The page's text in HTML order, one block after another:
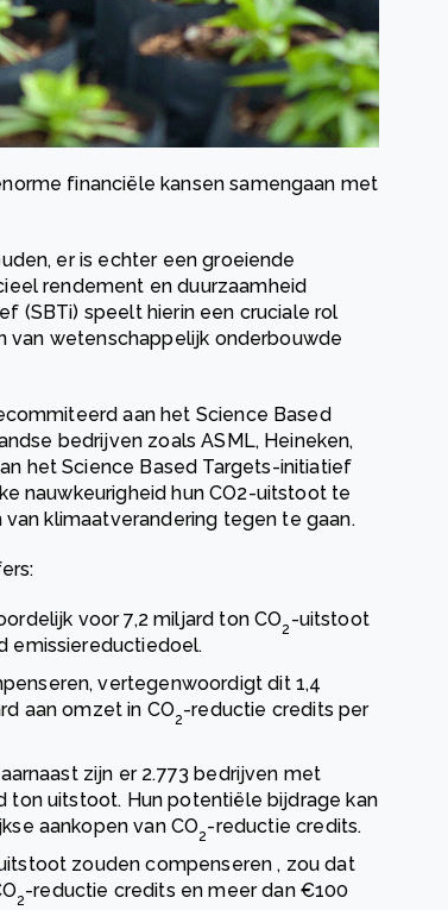
financiële kansen samengaan met
er is echter een groeiende
rendement en duurzaamheid
(SBTi) speelt hierin een cruciale rol
wetenschappelijk onderbouwde
aan het Science Based
bedrijven zoals ASML, Heineken,
het Science Based Targets-initiatief
nauwkeurigheid hun CO2-uitstoot te
klimaatverandering tegen te gaan.
voor 7,2 miljard ton CO2 -uitstoot
emissiereductiedoel.
vertegenwoordigt dit 1,4
aan omzet in CO2-reductie credits per
zijn er 2.773 bedrijven met
ton uitstoot. Hun potentiële bijdrage kan
aankopen van CO2-reductie credits.
zouden compenseren , zou dat
2-reductie credits en meer dan €100